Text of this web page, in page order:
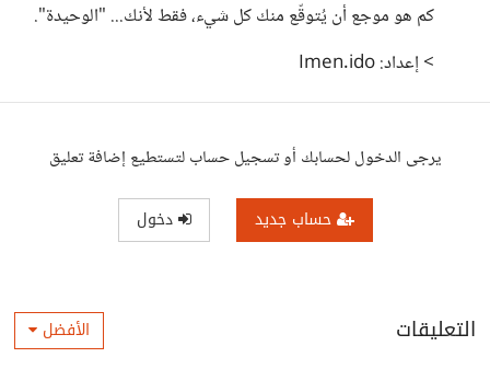
كم هو موجع أن يُتوقّع منك كل شيء، فقط لأنك... "الوحيدة".
> إعداد: Imen.ido
يرجى الدخول لحسابك أو تسجيل حساب لتستطيع إضافة تعليق
حساب جديد دخول
التعليقات الأفضل